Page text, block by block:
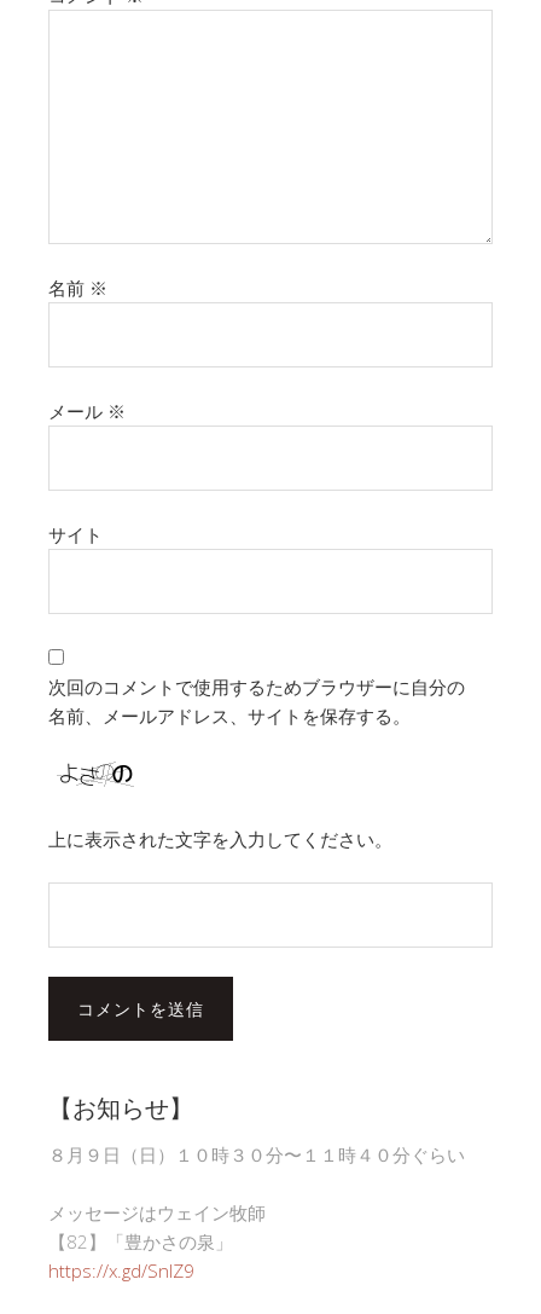
名前 ※
メール ※
サイト
次回のコメントで使用するためブラウザーに自分の
名前、メールアドレス、サイトを保存する。
上に表示された文字を入力してください。
【お知らせ】
８月９日（日）１０時３０分〜１１時４０分ぐらい
メッセージはウェイン牧師
【82】「豊かさの泉」
https://x.gd/SnlZ9